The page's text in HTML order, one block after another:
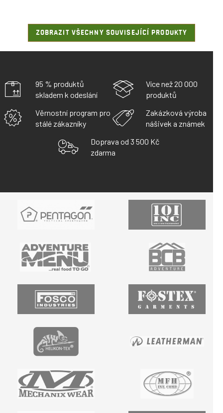
ZOBRAZIT VŠECHNY SOUVISEJÍCÍ PRODUKTY
95 % produktů
skladem k odeslání
Více než 20 000
produktů
Věrnostní program pro
stálé zákazníky
Zakázková výroba
nášivek a známek
Doprava od 3 500 Kč
zdarma